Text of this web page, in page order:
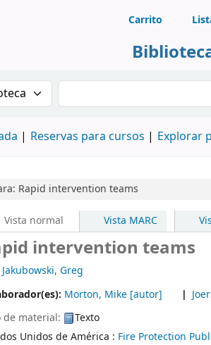
Escandón Hernández
Carrito
por:Buscar en el catálogo
Reservas para cursos Explorar
Rapid intervention teams
Vista normal Vista MARC
intervention teams
Jakubowski, Greg
Morton, Mike [autor]
de material:
Texto
Unidos de América : Fire Protection